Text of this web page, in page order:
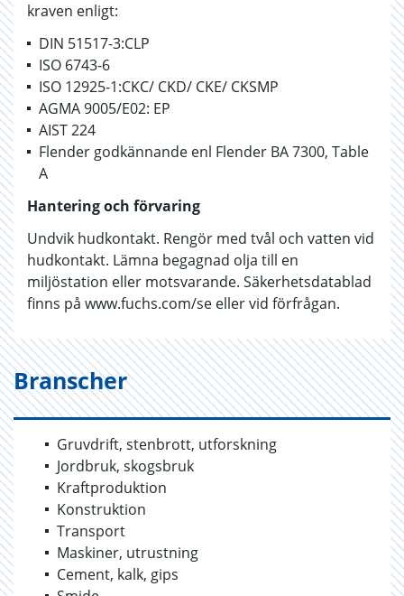
kraven enligt:
DIN 51517-3:CLP
ISO 6743-6
ISO 12925-1:CKC/ CKD/ CKE/ CKSMP
AGMA 9005/E02: EP
AIST 224
Flender godkännande enl Flender BA 7300, Table
A
Hantering och förvaring
Undvik hudkontakt. Rengör med tvål och vatten vid
hudkontakt. Lämna begagnad olja till en
miljöstation eller motsvarande. Säkerhetsdatablad
finns på www.fuchs.com/se eller vid förfrågan.
Branscher
Gruvdrift, stenbrott, utforskning
Jordbruk, skogsbruk
Kraftproduktion
Konstruktion
Transport
Maskiner, utrustning
Cement, kalk, gips